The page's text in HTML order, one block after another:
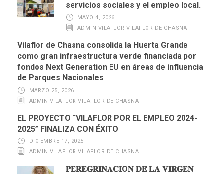
servicios sociales y el empleo local.
MAYO 4, 2026
ADMIN VILAFLOR VILAFLOR DE CHASNA
Vilaflor de Chasna consolida la Huerta Grande
como gran infraestructura verde financiada por
fondos Next Generation EU en áreas de influencia
de Parques Nacionales
MARZO 25, 2026
ADMIN VILAFLOR VILAFLOR DE CHASNA
EL PROYECTO “VILAFLOR POR EL EMPLEO 2024-
2025” FINALIZA CON ÉXITO
DICIEMBRE 17, 2025
ADMIN VILAFLOR VILAFLOR DE CHASNA
𝐏𝐄𝐑𝐄𝐆𝐑𝐈𝐍𝐀𝐂𝐈Ó𝐍 𝐃𝐄 𝐋𝐀 𝐕𝐈𝐑𝐆𝐄𝐍